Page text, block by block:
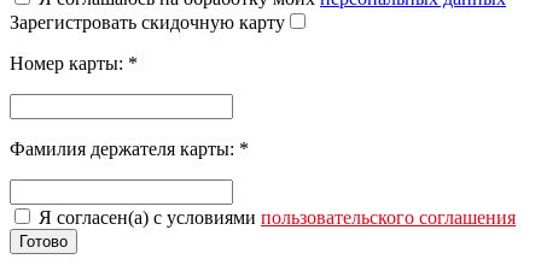
Зарегистровать скидочную карту
Номер карты: *
Фамилия держателя карты: *
Я согласен(а) с условиями пользовательского соглашения
Готово